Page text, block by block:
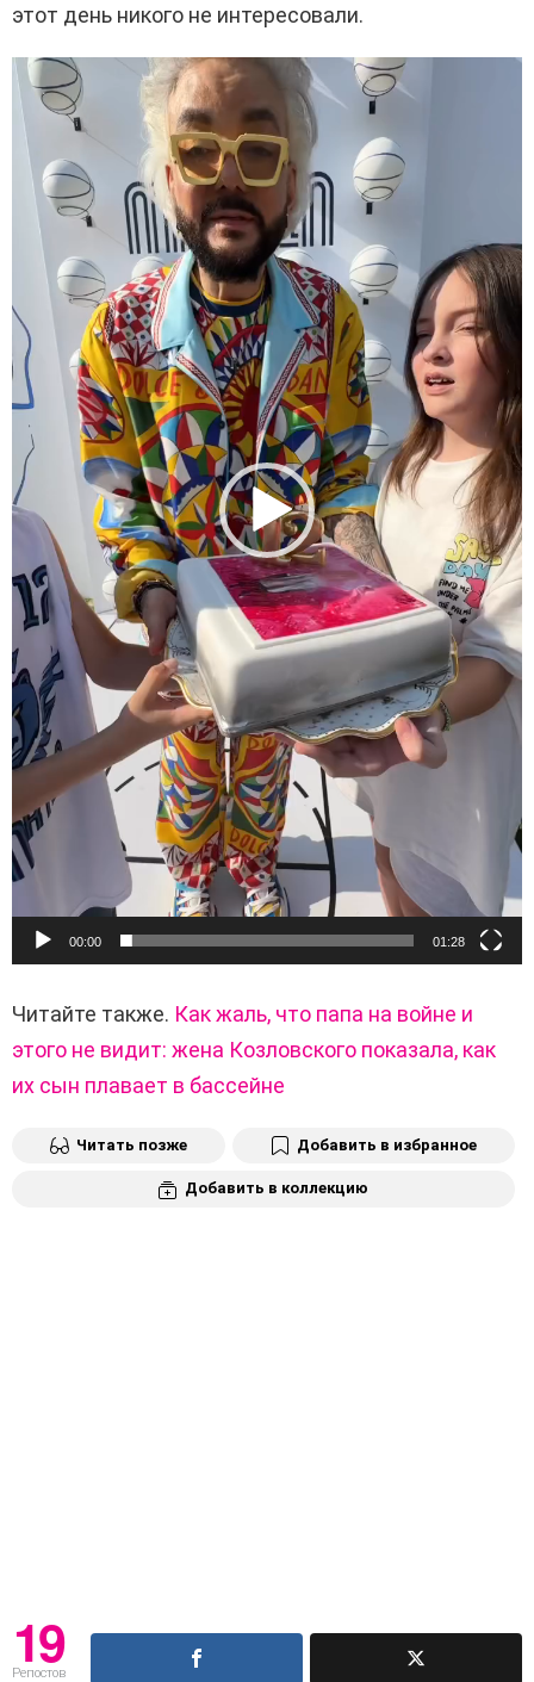
этот день никого не интересовали.
В
и
е
е
00:00 01:28
Читайте также. Как жаль, что папа на войне и
этого не видит: жена Козловского показала, как
их сын плавает в бассейне
Читать позже Добавить в избранное
Добавить в коллекцию
19
Репостов